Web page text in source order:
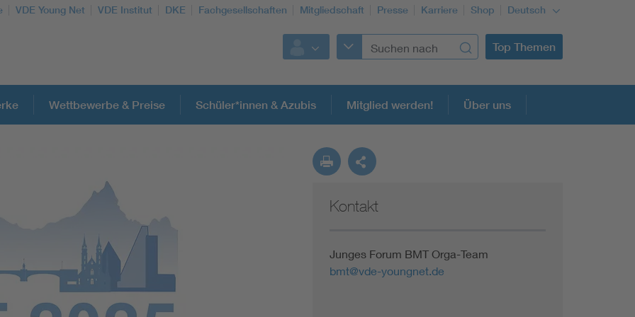
VDE Young Net VDE Institut DKE Fachgesellschaften Mitgliedschaft Presse Karriere Shop Deutsch
Top Themen
Assisted Living
Electromobility
Energy efficiency
Building Services Engineering
Information and communications technology ICT
Wettbewerbe & Preise Schüler*innen & Azubis Mitglied werden! Über uns
Kontakt
Junges Forum BMT Orga-Team
bmt@vde-youngnet.de